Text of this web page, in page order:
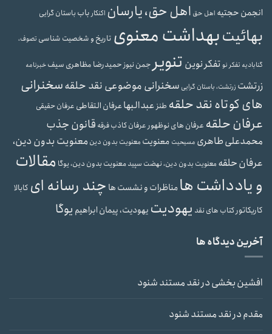
انجمن حجتیه اهل حق اهل حق، یارسان اکنکارباب باستان گرایی
بهائیتبهداشت معنوی تاریخ و شخصیت شناسی تصوف،
گنابادیه تفکر نوتفکر نوین تنویر جمن نیوزحمیدرضا مظاهری سیفخبرنامه
زرتشت زرتشت، باستان گرایی سخنرانی موضوعی نقد حلقهسخنرانی
های کوتاه نقد حلقه طنزعبدالبهاعرفان التقاطی عرفان حقیقی
عرفان حلقه عرفان های نوظهور عرفان کاذبفرقه قانون جذب
محمدعلی طاهری مسیحیت معنویت معنویت بدون دین معنویت بدون دین،
عرفان حلقه معنویت بدون دین، نهضت سپیدمعنویت بدون دین، یوگا مقالات
و یادداشت هامناظرات و نشست ها چند رسانه ای کابالا
کاریکاتور کتاب های نقد یهودیت یهودیت، پیمان ابراهیم یوگا
آخرین دیدگاه ها
افشین بخشیدرنقد مستند شنود
مقدمدرنقد مستند شنود